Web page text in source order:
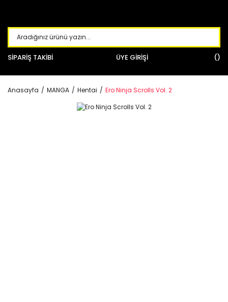
SİPARİŞ TAKİBİ ÜYE GİRİŞİ
Anasayfa MANGA Hentai Ero Ninja Scrolls Vol. 2